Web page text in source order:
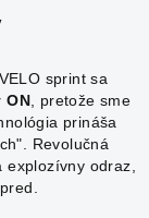
sprint sa
ON , pretože sme
prináša
Revolučná
odraz,